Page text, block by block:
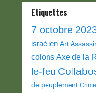
Etiquettes
7 octobre
israélien Art
colons Axe de la
le-feu
de peuplement